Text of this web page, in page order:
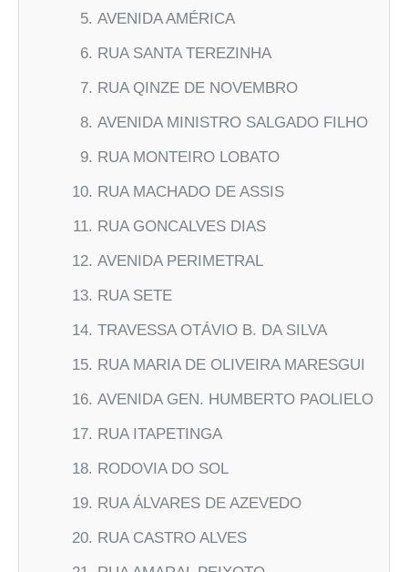
AVENIDA AMÉRICA
RUA SANTA TEREZINHA
RUA QINZE DE NOVEMBRO
AVENIDA MINISTRO SALGADO FILHO
RUA MONTEIRO LOBATO
RUA MACHADO DE ASSIS
RUA GONCALVES DIAS
AVENIDA PERIMETRAL
RUA SETE
TRAVESSA OTÁVIO B. DA SILVA
RUA MARIA DE OLIVEIRA MARESGUI
AVENIDA GEN. HUMBERTO PAOLIELO
RUA ITAPETINGA
RODOVIA DO SOL
RUA ÁLVARES DE AZEVEDO
RUA CASTRO ALVES